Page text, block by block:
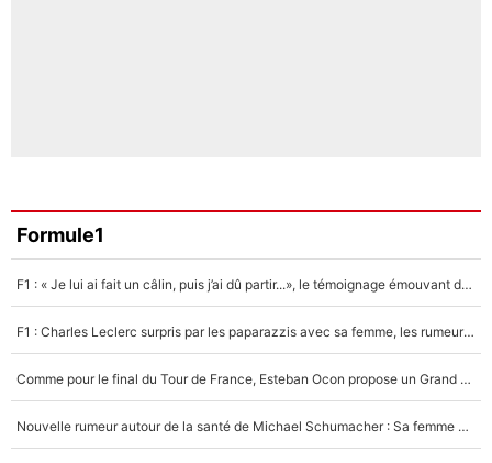
Formule1
F1 : « Je lui ai fait un câlin, puis j’ai dû partir...», le témoignage émouvant de Max Verstappen sur sa fille
F1 : Charles Leclerc surpris par les paparazzis avec sa femme, les rumeurs étaient vraies !
Comme pour le final du Tour de France, Esteban Ocon propose un Grand Prix de Formule 1 à Paris : «Autour de l’Arc de Triomphe, ce serait génial» !
Nouvelle rumeur autour de la santé de Michael Schumacher : Sa femme Corinna sort du silence